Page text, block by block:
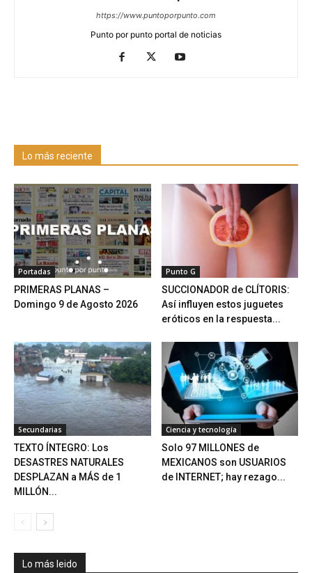
https://www.puntoporpunto.com
Punto por punto portal de noticias
Lo más reciente
Portadas
PRIMERAS PLANAS –
Domingo 9 de Agosto 2026
Punto G
SUCCIONADOR de CLÍTORIS:
Así influyen estos juguetes
eróticos en la respuesta...
Secundarias
TEXTO ÍNTEGRO: Los
DESASTRES NATURALES
DESPLAZAN a MÁS de 1
MILLÓN...
Ciencia y tecnología
Solo 97 MILLONES de
MEXICANOS son USUARIOS
de INTERNET; hay rezago...
Lo más leido